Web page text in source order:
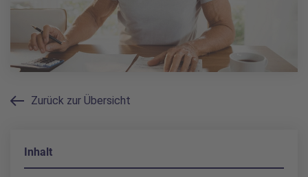
Zurück zur Übersicht
Inhalt